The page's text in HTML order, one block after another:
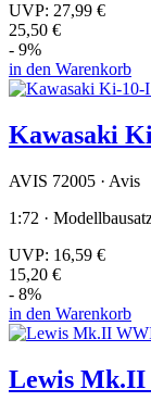
UVP: 27,99 €
25,50 €
- 9%
in den Warenkorb
Kawasaki
AVIS 72005 · Avis
1:72 ·
UVP: 16,59 €
15,20 €
- 8%
in den Warenkorb
Lewis Mk.II